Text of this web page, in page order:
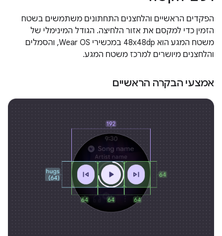
הפקדים הראשיים והלחצנים התחתונים משתמשים בשטח
הזמין כדי למקסם את אזור הלחיצה. הגודל המינימלי של
משטח המגע הוא 48x48dp במכשירי Wear OS, והסמלים
והלחצנים מיושרים למרכז משטח המגע.
אמצעי הבקרה הראשיים